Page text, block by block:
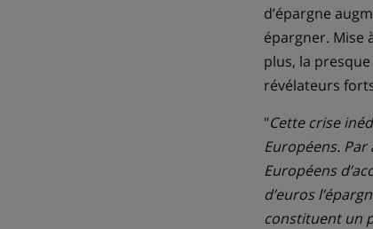
d’épargne
épargner. Mise
plus, la
révélateurs
"Cette crise
Européens.
Européens
d’euros
constituent un